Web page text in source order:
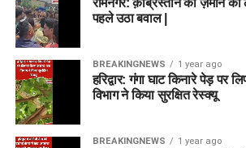
पहले उठा बवाल |
BREAKINGNEWS 1 year ago
हरिद्वार: गंगा घाट किनारे पेड़ पर
विभाग ने किया सुरक्षित रेस्क्यू
BREAKINGNEWS 1 year ago